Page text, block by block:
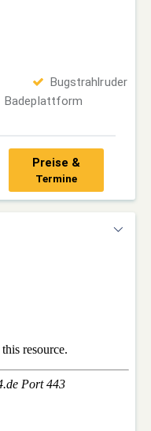
Bugstrahlruder
Badeplattform
Preise &
Termine